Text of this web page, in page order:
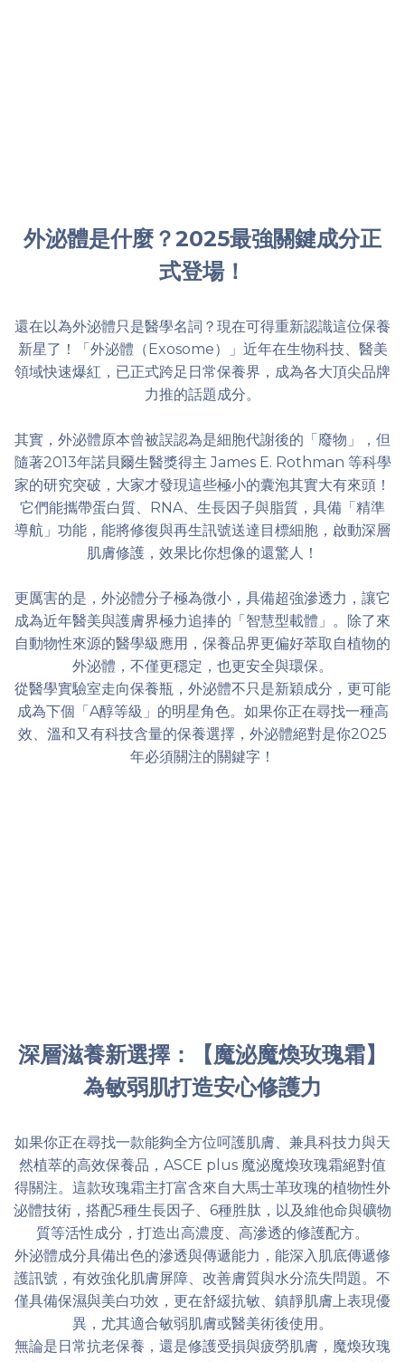
外泌體是什麼？2025最強關鍵成分正
式登場！
還在以為外泌體只是醫學名詞？現在可得重新認識這位保養
新星了！「外泌體（Exosome）」近年在生物科技、醫美
領域快速爆紅，已正式跨足日常保養界，成為各大頂尖品牌
力推的話題成分。
其實，外泌體原本曾被誤認為是細胞代謝後的「廢物」，但
隨著2013年諾貝爾生醫獎得主 James E. Rothman 等科學
家的研究突破，大家才發現這些極小的囊泡其實大有來頭！
它們能攜帶蛋白質、RNA、生長因子與脂質，具備「精準
導航」功能，能將修復與再生訊號送達目標細胞，啟動深層
肌膚修護，效果比你想像的還驚人！
更厲害的是，外泌體分子極為微小，具備超強滲透力，讓它
成為近年醫美與護膚界極力追捧的「智慧型載體」。除了來
自動物性來源的醫學級應用，保養品界更偏好萃取自植物的
外泌體，不僅更穩定，也更安全與環保。
從醫學實驗室走向保養瓶，外泌體不只是新穎成分，更可能
成為下個「A醇等級」的明星角色。如果你正在尋找一種高
效、溫和又有科技含量的保養選擇，外泌體絕對是你2025
年必須關注的關鍵字！
深層滋養新選擇：【魔泌魔煥玫瑰霜】
為敏弱肌打造安心修護力
如果你正在尋找一款能夠全方位呵護肌膚、兼具科技力與天
然植萃的高效保養品，ASCE plus 魔泌魔煥玫瑰霜絕對值
得關注。這款玫瑰霜主打富含來自大馬士革玫瑰的植物性外
泌體技術，搭配5種生長因子、6種胜肽，以及維他命與礦物
質等活性成分，打造出高濃度、高滲透的修護配方。
外泌體成分具備出色的滲透與傳遞能力，能深入肌底傳遞修
護訊號，有效強化肌膚屏障、改善膚質與水分流失問題。不
僅具備保濕與美白功效，更在舒緩抗敏、鎮靜肌膚上表現優
異，尤其適合敏弱肌膚或醫美術後使用。
無論是日常抗老保養，還是修護受損與疲勞肌膚，魔煥玫瑰